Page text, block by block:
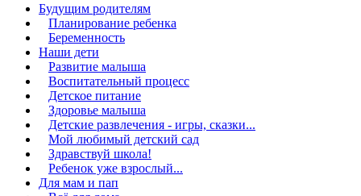
Будущим родителям
Планирование ребенка
Беременность
Наши дети
Развитие малыша
Воспитательный процесс
Детское питание
Здоровье малыша
Детские развлечения - игры, сказки...
Мой любимый детский сад
Здравствуй школа!
Ребенок уже взрослый...
Для мам и пап